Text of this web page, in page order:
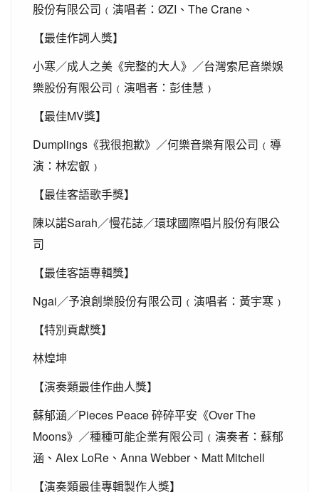
股份有限公司﹙演唱者： ØZI 、 The Crane 、
【最佳作詞人獎】
小寒／成人之美《完整的大人》／台灣索尼音樂娛
樂股份有限公司﹙演唱者：彭佳慧﹚
【最佳MV獎】
Dumplings 《我很抱歉》／何樂音樂有限公司﹙導
演：林宏叡﹚
【最佳客語歌手獎】
陳以諾Sarah ／慢花誌／環球國際唱片股份有限公
司
【最佳客語專輯獎】
Ngai ／予浪創樂股份有限公司﹙演唱者：黃宇寒﹚
【特別貢獻獎】
林煌坤
【演奏類最佳作曲人獎】
蘇郁涵／Pieces Peace 碎碎平安《Over The
Moons》／種種可能企業有限公司﹙演奏者：蘇郁
涵、 Alex LoRe 、 Anna Webber、 Matt Mitchell
【演奏類最佳專輯製作人獎】